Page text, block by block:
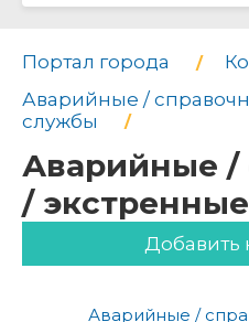
Портал города
Аварийные /
службы
Аварийные /
/
Аварийные /